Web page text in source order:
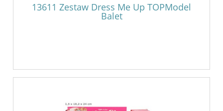
13611 Zestaw Dress Me Up TOPModel
Balet